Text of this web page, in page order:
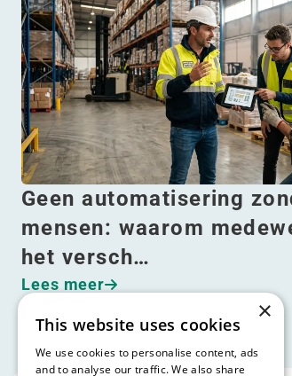
Geen automatisering
mensen: waarom
het versch…
Lees meer
×
This website uses cookies
We use cookies to personalise content, ads
and to analyse our traffic. We also share